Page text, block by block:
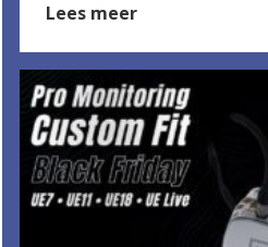
Lees meer